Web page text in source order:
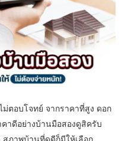
ตอบโจทย์ จากราคาที่สูง ดอก
าดีอย่างบ้านมือสองดูสิครับ